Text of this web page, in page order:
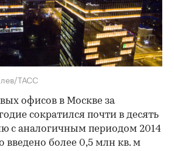
ТАСС
офисов в Москве за
сократился почти в десять
с аналогичным периодом 2014
введено более 0,5 млн кв. м